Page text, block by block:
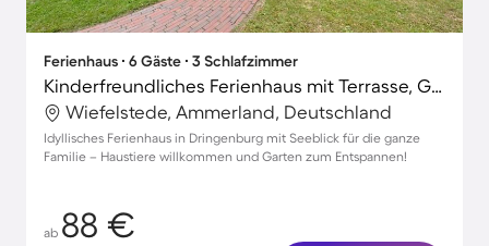
Ferienhaus ∙ 6 Gäste ∙ 3 Schlafzimmer
Kinderfreundliches Ferienhaus mit Terrasse, Garten und Grill | Seeblick | Haustierfreundlich
Wiefelstede, Ammerland, Deutschland
Idyllisches Ferienhaus in Dringenburg mit Seeblick für die ganze
Familie – Haustiere willkommen und Garten zum Entspannen!
ab 88 €